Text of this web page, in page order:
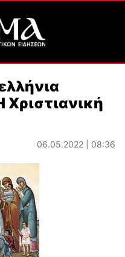
06.05.2022 | 08:36